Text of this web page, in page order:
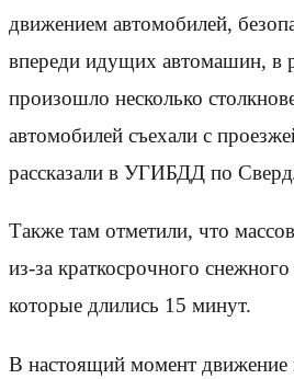
движением автомобилей,
впереди идущих автомашин, в
произошло несколько
автомобилей съехали с
рассказали в УГИБДД по
Также там отметили, что
из-за краткосрочного
которые длились 15 минут.
В настоящий момент движение